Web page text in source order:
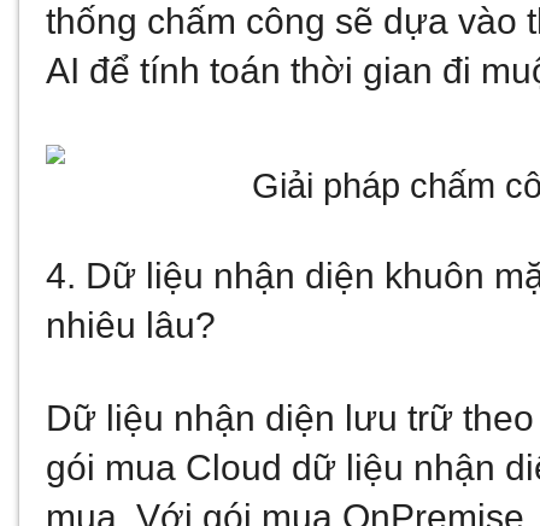
thống chấm công sẽ dựa vào
AI để tính toán thời gian đi
Giải pháp chấm
4. Dữ liệu nhận diện khuôn
nhiêu lâu?
Dữ liệu nhận diện lưu trữ
gói mua Cloud dữ liệu nhận
mua. Với gói mua